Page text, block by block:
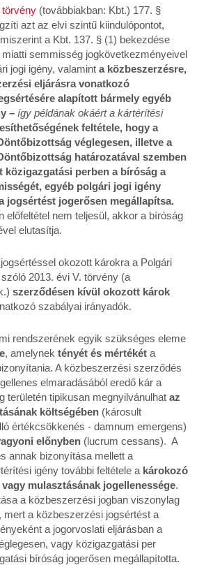
(továbbiakban: Kbt.) 177. §
azt az elvi szintű kiindulópontot,
a Kbt. 137. § (1) bekezdése
semmisség jogkövetkezményeivel
jogi igény, valamint a közbeszerzésre,
eljárásra vonatkozó
alapított bármely egyéb
– így példának okáért a kártérítési
feltétele, hogy a
véglegesen, illetve a
határozatával szemben
közigazgatási perben a bíróság a
egyéb polgári jogi igény
jogsértést jogerősen megállapítsa.
előfeltétel nem teljesül, akkor a bíróság
elutasítja.
okozott károkra a Polgári
2013. évi V. törvény (a
szerződésen kívül okozott károk
szabályai irányadók.
rendszerének egyik szükséges eleme
, amelynek tényét és mértékét a
A közbeszerzési szerződés
elmaradásából eredő kár a
területén tipikusan megnyilvánulhat az
költségében (károsult
értékcsökkenés - damnum emergens)
előnyben (lucrum cessans). A
annak bizonyítása mellett a
igény további feltétele a károkozó
mulasztásának jogellenessége.
a közbeszerzési jogban viszonylag
mert a közbeszerzési jogsértést a
a jogorvoslati eljárásban a
vagy közigazgatási per
bíróság jogerősen megállapította.